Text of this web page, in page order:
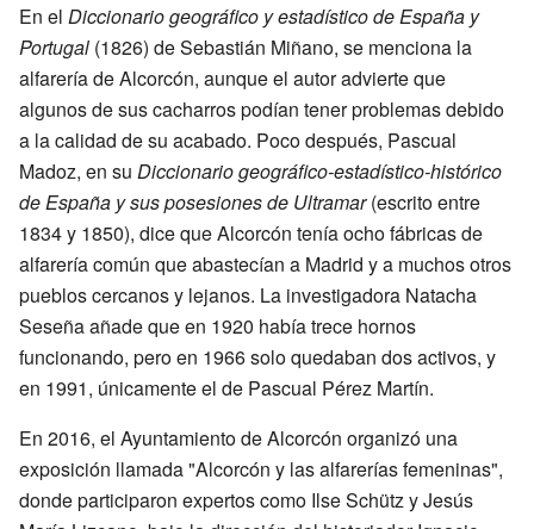
En el Diccionario geográfico y estadístico de España y
Portugal (1826) de Sebastián Miñano, se menciona la
alfarería de Alcorcón, aunque el autor advierte que
algunos de sus cacharros podían tener problemas debido
a la calidad de su acabado. Poco después, Pascual
Madoz, en su Diccionario geográfico-estadístico-histórico
de España y sus posesiones de Ultramar(escrito entre
1834 y 1850), dice que Alcorcón tenía ocho fábricas de
alfarería común que abastecían a Madrid y a muchos otros
pueblos cercanos y lejanos. La investigadora Natacha
Seseña añade que en 1920 había trece hornos
funcionando, pero en 1966 solo quedaban dos activos, y
en 1991, únicamente el de Pascual Pérez Martín.
En 2016, el Ayuntamiento de Alcorcón organizó una
exposición llamada "Alcorcón y las alfarerías femeninas",
donde participaron expertos como Ilse Schütz y Jesús